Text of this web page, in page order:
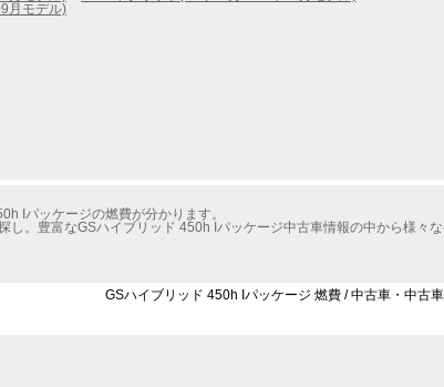
月モデル)
Iパッケージの燃費が分かります。
。豊富なGSハイブリッド 450h Iパッケージ中古車情報の中から様々
GSハイブリッド 450h Iパッケージ 燃費 / 中古車・中古